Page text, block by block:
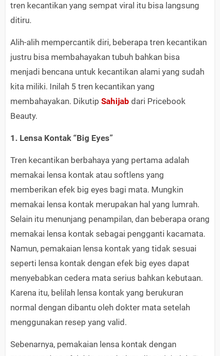
tren kecantikan yang sempat viral itu bisa langsung
ditiru.
Alih-alih mempercantik diri, beberapa tren kecantikan
justru bisa membahayakan tubuh bahkan bisa
menjadi bencana untuk kecantikan alami yang sudah
kita miliki. Inilah 5 tren kecantikan yang
membahayakan. Dikutip Sahijab dari Pricebook
Beauty.
1. Lensa Kontak “Big Eyes”
Tren kecantikan berbahaya yang pertama adalah
memakai lensa kontak atau softlens yang
memberikan efek big eyes bagi mata. Mungkin
memakai lensa kontak merupakan hal yang lumrah.
Selain itu menunjang penampilan, dan beberapa orang
memakai lensa kontak sebagai pengganti kacamata.
Namun, pemakaian lensa kontak yang tidak sesuai
seperti lensa kontak dengan efek big eyes dapat
menyebabkan cedera mata serius bahkan kebutaan.
Karena itu, belilah lensa kontak yang berukuran
normal dengan dibantu oleh dokter mata setelah
menggunakan resep yang valid.
Sebenarnya, pemakaian lensa kontak dengan